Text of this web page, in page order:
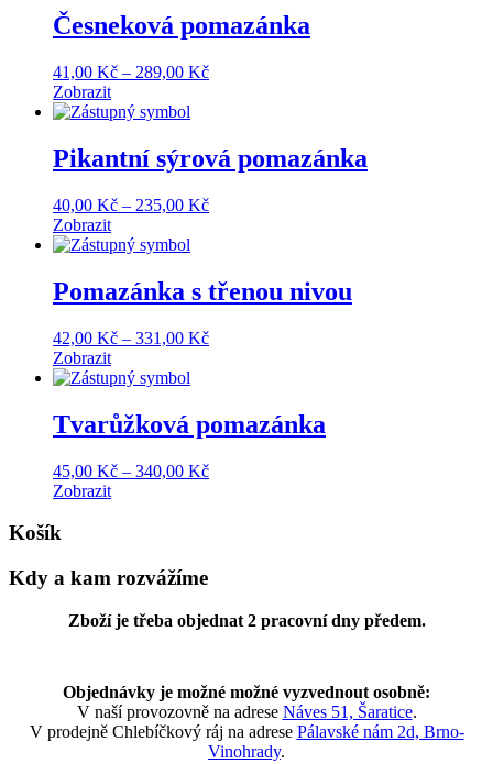
285,00 Kč
Česneková pomazánka
41,00 Kč – 289,00 KčPrice
289,00 Kč
Zobrazit
Pikantní sýrová pomazánka
40,00 Kč – 235,00 KčPrice
235,00 Kč
Zobrazit
Pomazánka s třenou nivou
42,00 Kč – 331,00 KčPrice
331,00 Kč
Zobrazit
Tvarůžková pomazánka
45,00 Kč – 340,00 KčPrice
Zobrazit
Košík
Kdy a kam rozvážíme
Zboží je třeba objednat 2 pracovní dny předem.
Objednávky je možné možné vyzvednout osobně:
V naší provozovně na adrese Náves 51, Šaratice.
V prodejně Chlebíčkový ráj na adrese Pálavské nám 2d, Brno-
Vinohrady.